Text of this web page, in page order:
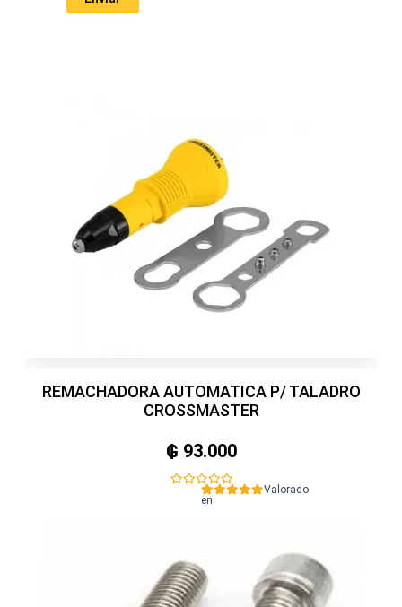
REMACHADORA AUTOMATICA P/ TALADRO
CROSSMASTER
₲ 93.000
Valorado
en